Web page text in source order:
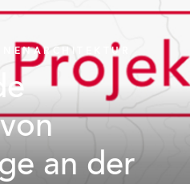
an der